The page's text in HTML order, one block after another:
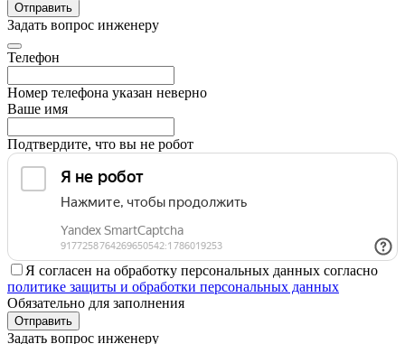
Отправить
Задать вопрос инженеру
Телефон
Номер телефона указан неверно
Ваше имя
Подтвердите, что вы не робот
Я согласен на обработку персональных данных согласно
политике защиты и обработки персональных данных
Обязательно для заполнения
Отправить
Задать вопрос инженеру